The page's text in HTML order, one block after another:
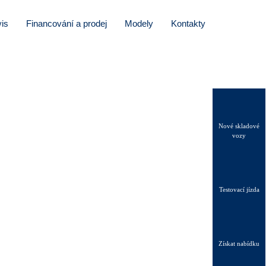
Financování a prodej Modely Kontakty
Nové skladové
vozy
Testovací jízda
Získat nabídku